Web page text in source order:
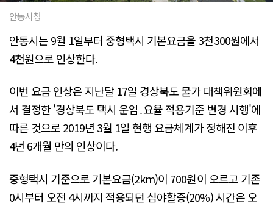
안동시청
안동시는 9월 1일부터 중형택시 기본요금을 3천300원에서
4천원으로 인상한다.
이번 요금 인상은 지난달 17일 경상북도 물가 대책위원회에
서 결정한 '경상북도 택시 운임․요율 적용기준 변경 시행'에
따른 것으로 2019년 3월 1일 현행 요금체계가 정해진 이후
4년 6개월 만의 인상이다.
중형택시 기준으로 기본요금(2km)이 700원이 오르고 기존
0시부터 오전 4시까지 적용되던 심야할증(20%) 시간은 오